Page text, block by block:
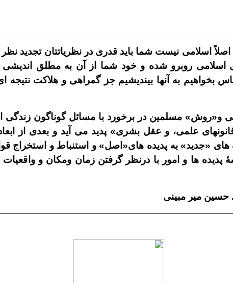
اسلامى نيست شما بايد قدرى در نظرياتتان تجديد
روبرو شده و خود شما از آن به مطلق انديشى
بخواهيم به آنها بينديشيم جز گمراهى و هلاکت نتيجه
و«روش» مسلمين در برخورد با مسائل گوناگون زندگى
علمى، و عقل بشرى» پديد مى آيد و بعدى از
«جديد» به پديده هاى«اصل» و استنباط و استخراج
پديده ها و امور با درنظر گرفتن زمان ومکان و واقعيات
مير مبينى